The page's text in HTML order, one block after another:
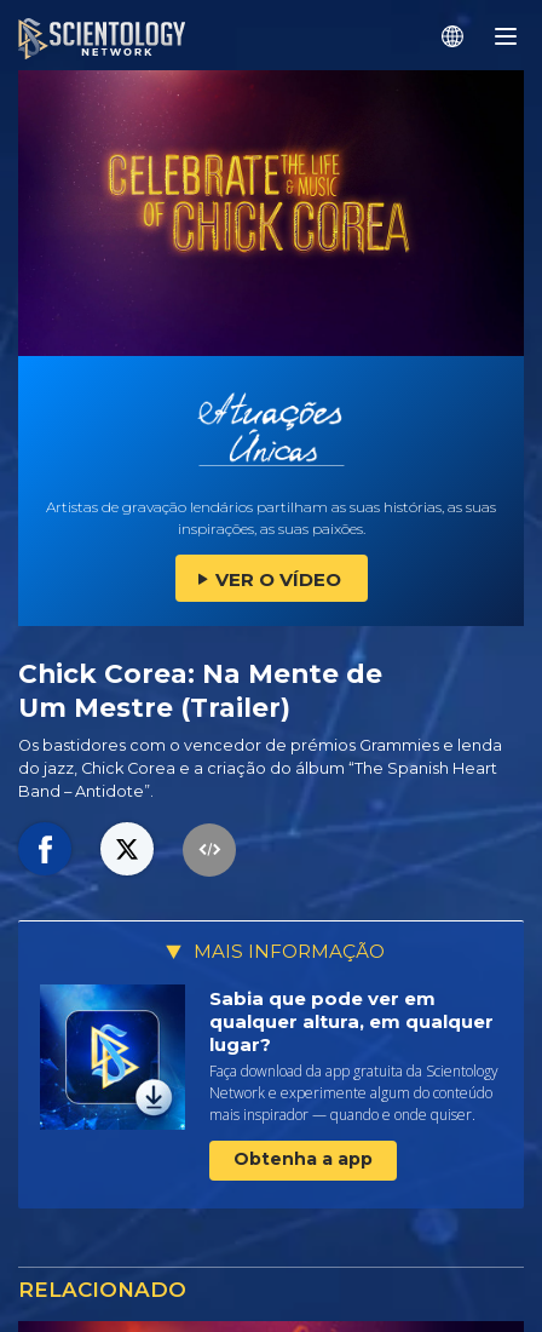
Artistas de gravação lendários partilham as suas histórias, as suas
inspirações, as suas paixões.
VER O VÍDEO
Chick Corea: Na Mente de
Um Mestre (Trailer)
Os bastidores com o vencedor de prémios Grammies e lenda
do jazz, Chick Corea e a criação do álbum “The Spanish Heart
Band – Antidote”.
MAIS INFORMAÇÃO
Sabia que pode ver em
qualquer altura, em qualquer
lugar?
Faça download da app gratuita da Scientology
Network e experimente algum do conteúdo
mais inspirador — quando e onde quiser.
Obtenha a app
RELACIONADO